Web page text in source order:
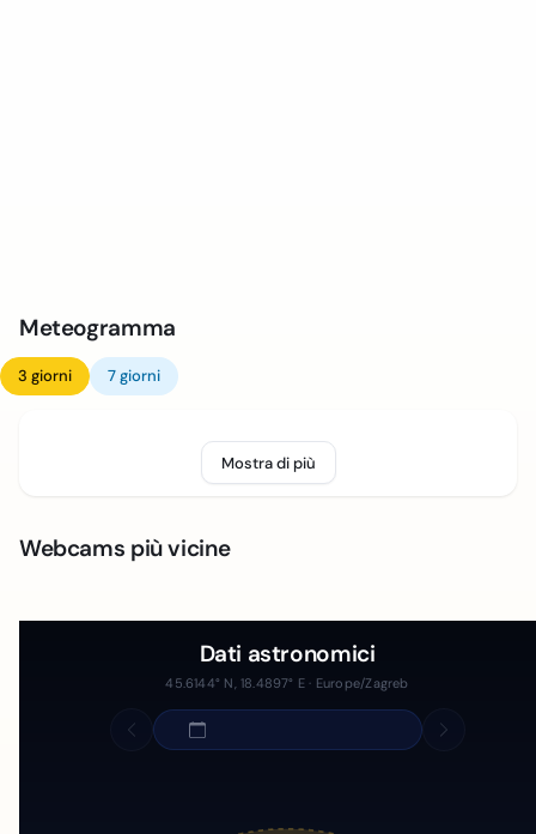
Meteogramma
3 giorni 7 giorni
Mostra di più
Webcams più vicine
Dati astronomici
45.6144° N, 18.4897° E · Europe/Zagreb